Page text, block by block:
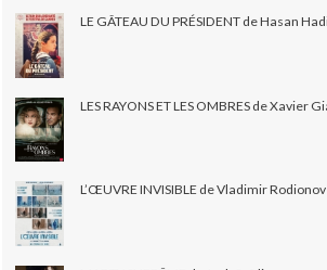
LE GÂTEAU DU PRÉSIDENT de Hasan
LES RAYONS ET LES OMBRES de Xavier
L’ŒUVRE INVISIBLE de Vladimir